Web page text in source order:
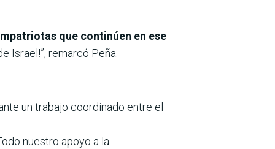
que continúen en ese
Israel!”, remarcó Peña.
un trabajo coordinado entre el
nuestro apoyo a la…